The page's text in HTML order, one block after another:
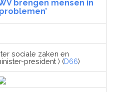
brengen mensen in
sociale zaken en
president ) (D66)